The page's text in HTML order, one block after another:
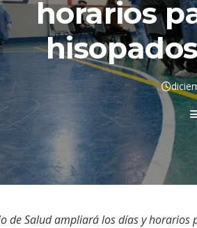
horarios
de Salud ampliará los días y